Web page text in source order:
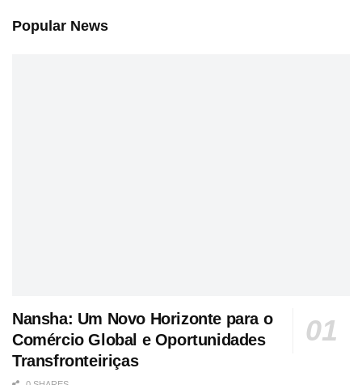
Popular News
Nansha: Um Novo Horizonte para o
Comércio Global e Oportunidades
Transfronteiriças